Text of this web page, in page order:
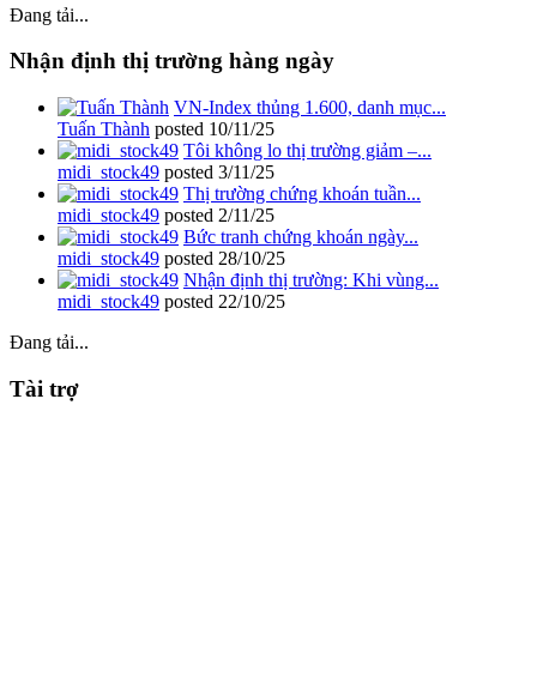
Đang tải...
Nhận định thị trường hàng ngày
VN-Index thủng 1.600, danh mục...
Tuấn Thành posted 10/11/25
Tôi không lo thị trường giảm –...
midi_stock49 posted 3/11/25
Thị trường chứng khoán tuần...
midi_stock49 posted 2/11/25
Bức tranh chứng khoán ngày...
midi_stock49 posted 28/10/25
Nhận định thị trường: Khi vùng...
midi_stock49 posted 22/10/25
Đang tải...
Tài trợ